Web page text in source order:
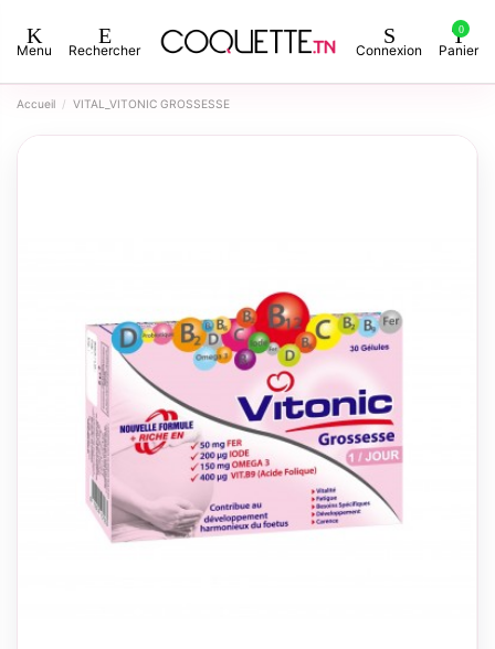
Menu Rechercher Connexion
0
Panier
Accueil VITAL_VITONIC GROSSESSE